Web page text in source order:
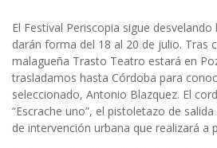
El Festival Periscopia sigue
darán forma del 18 al 20 de julio. Tras
malagueña Trasto Teatro estará en
trasladamos hasta Córdoba para
seleccionado, Antonio Blazquez. El
“Escrache uno”, el pistoletazo de
de intervención urbana que realizará a